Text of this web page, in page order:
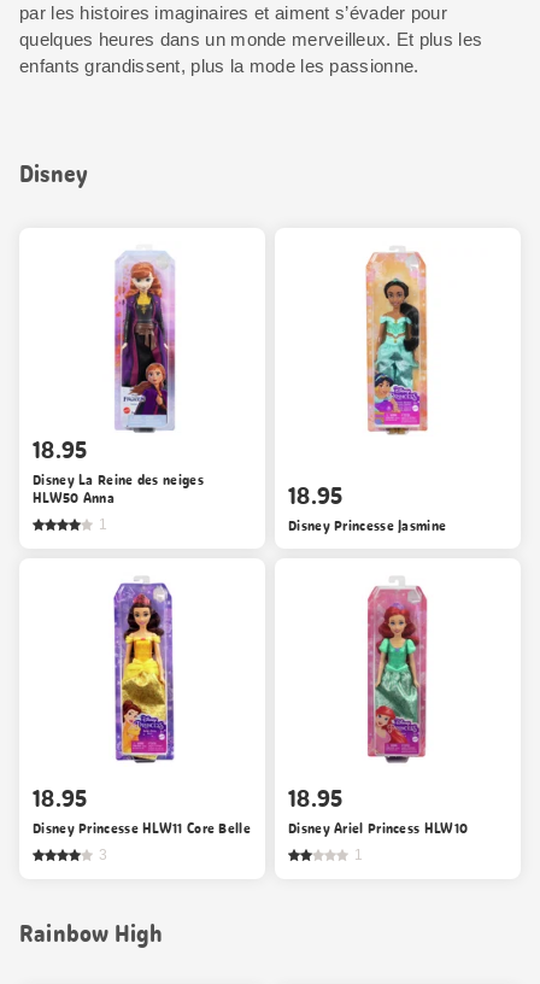
par les histoires imaginaires et aiment s’évader pour
quelques heures dans un monde merveilleux. Et plus les
enfants grandissent, plus la mode les passionne.
Disney
18.95
Disney La Reine des neiges
HLW50 Anna
1
18.95
Disney Princesse Jasmine
18.95
Disney Princesse HLW11 Core Belle
3
18.95
Disney Ariel Princess HLW10
1
Rainbow High